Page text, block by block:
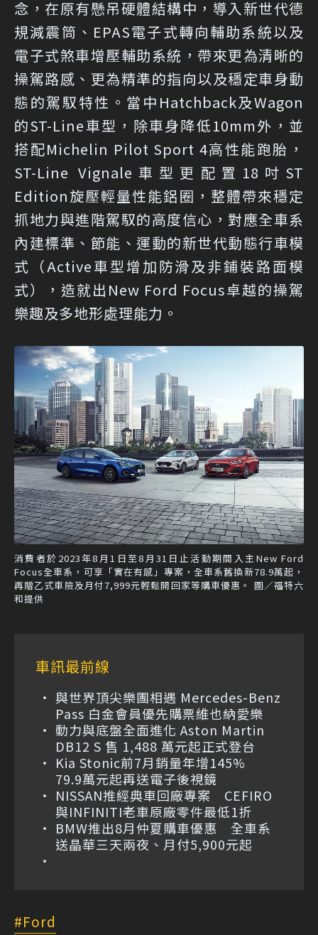
念，在原有懸吊硬體結構中，導入新世代德
規減震筒、EPAS電子式轉向輔助系統以及
電子式煞車增壓輔助系統，帶來更為清晰的
操駕路感、更為精準的指向以及穩定車身動
態的駕馭特性。當中Hatchback及Wagon
的ST-Line車型，除車身降低10mm外，並
搭配Michelin Pilot Sport 4高性能跑胎，
ST-Line Vignale車型更配置18吋ST
Edition旋壓輕量性能鋁圈，整體帶來穩定
抓地力與進階駕馭的高度信心，對應全車系
內建標準、節能、運動的新世代動態行車模
式（Active車型增加防滑及非鋪裝路面模
式），造就出New Ford Focus卓越的操駕
樂趣及多地形處理能力。
消費者於2023年8月1日至8月31日止活動期間入主New Ford
Focus全車系，可享「實在有感」專案，全車系舊換新78.9萬起，
再贈乙式車險及月付7,999元輕鬆開回家等購車優惠。 圖／福特六
和提供
車訊最前線
與世界頂尖樂團相遇 Mercedes-Benz
Pass 白金會員優先購票維也納愛樂
動力與底盤全面進化 Aston Martin
DB12 S 售 1,488 萬元起正式登台
Kia Stonic前7月銷量年增145%
79.9萬元起再送電子後視鏡
NISSAN推經典車回廠專案 CEFIRO
與INFINITI老車原廠零件最低1折
BMW推出8月仲夏購車優惠 全車系
送晶華三天兩夜、月付5,900元起
Ford